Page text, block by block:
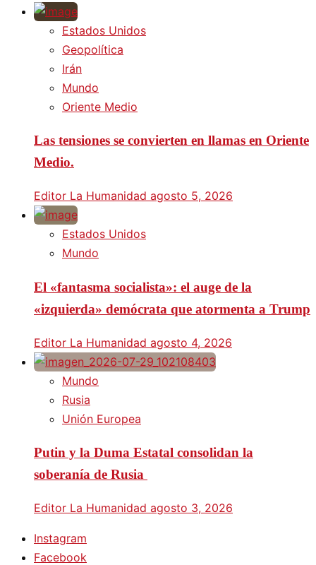
Estados Unidos
Geopolítica
Irán
Mundo
Oriente Medio
Las tensiones se convierten en llamas en Oriente
Medio.
Editor La Humanidad agosto 5, 2026
Estados Unidos
Mundo
El «fantasma socialista»: el auge de la
«izquierda» demócrata que atormenta a Trump
Editor La Humanidad agosto 4, 2026
Mundo
Rusia
Unión Europea
Putin y la Duma Estatal consolidan la
soberanía de Rusia
Editor La Humanidad agosto 3, 2026
Instagram
Facebook